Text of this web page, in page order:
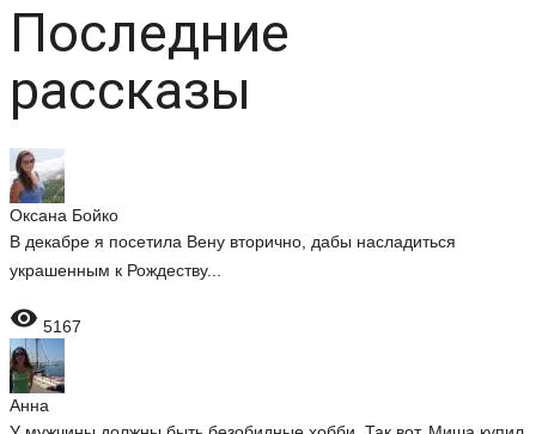
Последние
рассказы
Оксана Бойко
В декабре я посетила Вену вторично, дабы насладиться
украшенным к Рождеству...
 5167
Анна